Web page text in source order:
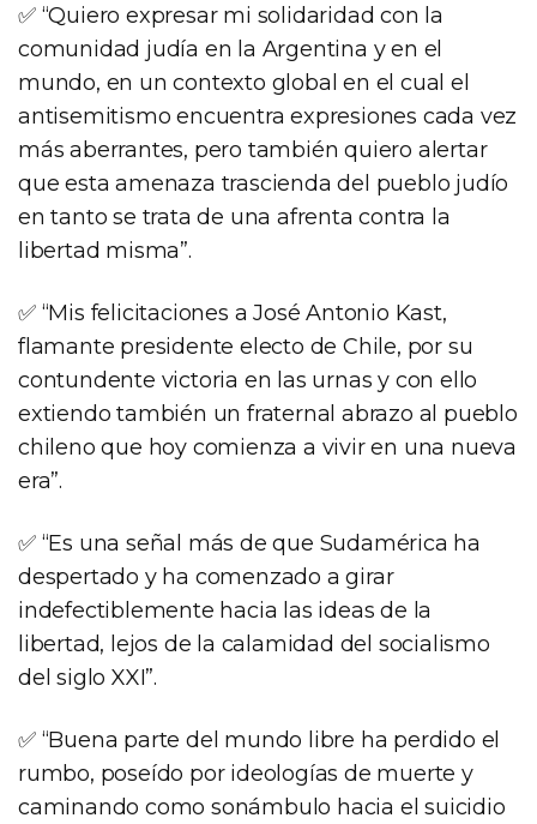
✅ “Quiero expresar mi solidaridad con la
comunidad judía en la Argentina y en el
mundo, en un contexto global en el cual el
antisemitismo encuentra expresiones cada vez
más aberrantes, pero también quiero alertar
que esta amenaza trascienda del pueblo judío
en tanto se trata de una afrenta contra la
libertad misma”.
✅ “Mis felicitaciones a José Antonio Kast,
flamante presidente electo de Chile, por su
contundente victoria en las urnas y con ello
extiendo también un fraternal abrazo al pueblo
chileno que hoy comienza a vivir en una nueva
era”.
✅ “Es una señal más de que Sudamérica ha
despertado y ha comenzado a girar
indefectiblemente hacia las ideas de la
libertad, lejos de la calamidad del socialismo
del siglo XXI”.
✅ “Buena parte del mundo libre ha perdido el
rumbo, poseído por ideologías de muerte y
caminando como sonámbulo hacia el suicidio